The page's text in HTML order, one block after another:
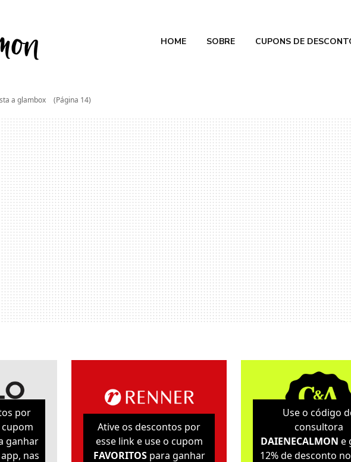
Daiene CalmonHOME SOBRE CUPONS DE
a glambox (Página 14)
por
cupom
ganhar
nas
Ative os descontos por
esse link e use o cupom
FAVORITOSpara ganhar
Use o código
consultora
DAIENECALMON e
12% de desconto